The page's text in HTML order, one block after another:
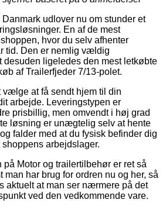
udlover nu om stunder et
En af de mest
hvor du selv afhenter
tid. Den er nemlig vældig
desuden ligeledes den mest letkøbte
af Trailerfjeder 7/13-polet.
at få sendt hjem til din
arbejde. Leveringstypen er
prisbillig, men omvendt i høj grad
løsning er unægtelig selv at hente
falder med at du fysisk befinder dig
arbejdslager.
på Motor og trailertilbehør er ret så
man har brug for ordren nu og her, så
aktuelt at man ser nærmere på det
ved den vedkommende vare.